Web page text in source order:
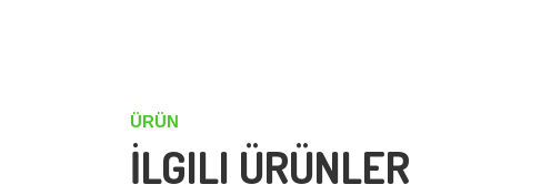
ÜRÜN
İLGILI ÜRÜNLER